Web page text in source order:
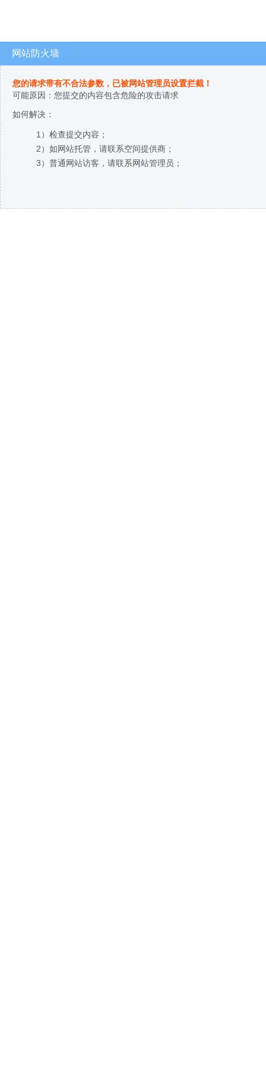
网站防火墙
您的请求带有不合法参数，已被网站管理员设置拦截！
可能原因：您提交的内容包含危险的攻击请求
如何解决：
1）检查提交内容；
2）如网站托管，请联系空间提供商；
3）普通网站访客，请联系网站管理员；